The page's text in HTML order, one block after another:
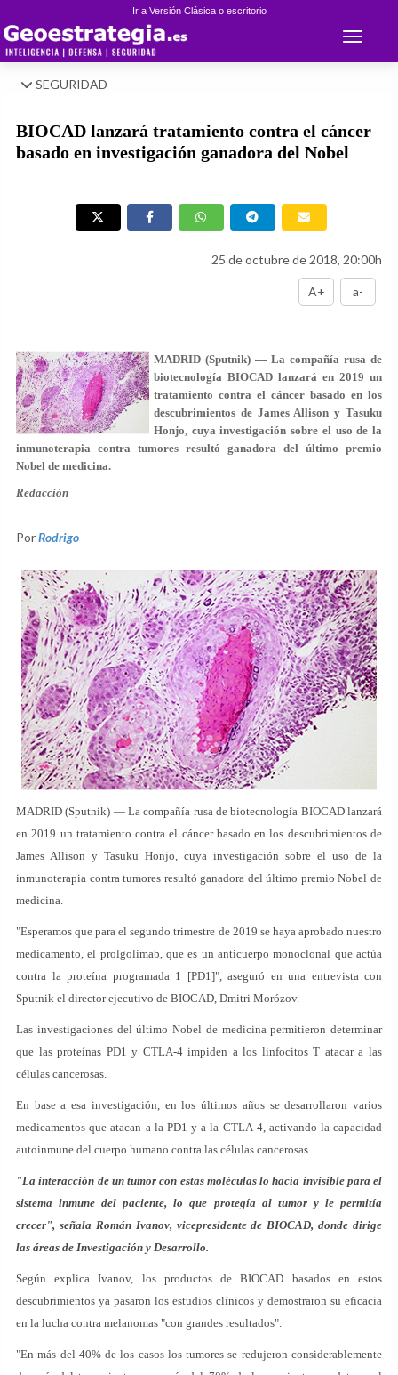
Ir a Versión Clásica o escritorio
Toggle
SEGURIDAD
BIOCAD lanzará tratamiento contra el cáncer
basado en investigación ganadora del Nobel
25 de octubre de 2018, 20:00h
A+ a-
MADRID (Sputnik) — La compañía rusa de
biotecnología BIOCAD lanzará en 2019 un
tratamiento contra el cáncer basado en los
descubrimientos de James Allison y Tasuku
Honjo, cuya investigación sobre el uso de la
inmunoterapia contra tumores resultó ganadora del último premio
Nobel de medicina.
Redacción
PorRodrigo
MADRID (Sputnik) — La compañía rusa de biotecnología BIOCAD lanzará
en 2019 un tratamiento contra el cáncer basado en los descubrimientos de
James Allison y Tasuku Honjo, cuya investigación sobre el uso de la
inmunoterapia contra tumores resultó ganadora del último premio Nobel de
medicina.
"Esperamos que para el segundo trimestre de 2019 se haya aprobado nuestro
medicamento, el prolgolimab, que es un anticuerpo monoclonal que actúa
contra la proteína programada 1 [PD1]", aseguró en una entrevista con
Sputnik el director ejecutivo de BIOCAD, Dmitri Morózov.
Las investigaciones del último Nobel de medicina permitieron determinar
que las proteínas PD1 y CTLA-4 impiden a los linfocitos T atacar a las
células cancerosas.
En base a esa investigación, en los últimos años se desarrollaron varios
medicamentos que atacan a la PD1 y a la CTLA-4, activando la capacidad
autoinmune del cuerpo humano contra las células cancerosas.
"La interacción de un tumor con estas moléculas lo hacía invisible para el
sistema inmune del paciente, lo que protegía al tumor y le permitía
crecer", señala Román Ivanov, vicepresidente de BIOCAD, donde dirige
las áreas de Investigación y Desarrollo.
Según explica Ivanov, los productos de BIOCAD basados en estos
descubrimientos ya pasaron los estudios clínicos y demostraron su eficacia
en la lucha contra melanomas "con grandes resultados".
"En más del 40% de los casos los tumores se redujeron considerablemente